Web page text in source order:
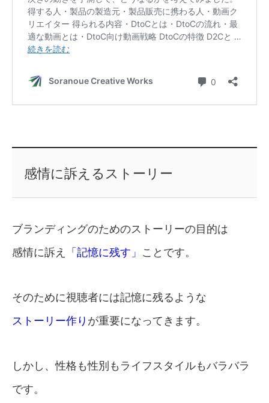
感情に訴えるストーリー
ブランディングのためのストーリーの目的は
感情に訴え
「記憶に残す」 ことです。
そのために視聴者には記憶に残るような
ストーリー作り が重要になってきます。
しかし、性格も性別もライフスタイルもバラバラ
です。